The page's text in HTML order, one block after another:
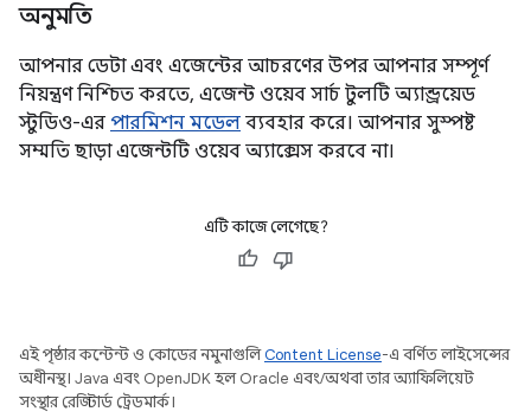
অনুমতি
আপনার ডেটা এবং এজেন্টের আচরণের উপর আপনার সম্পূর্ণ
নিয়ন্ত্রণ নিশ্চিত করতে, এজেন্ট ওয়েব সার্চ টুলটি অ্যান্ড্রয়েড
স্টুডিও-এর পারমিশন মডেল ব্যবহার করে। আপনার সুস্পষ্ট
সম্মতি ছাড়া এজেন্টটি ওয়েব অ্যাক্সেস করবে না।
এটি কাজে লেগেছে?
এই পৃষ্ঠার কন্টেন্ট ও কোডের নমুনাগুলিContent License-এ বর্ণিত লাইসেন্সের
অধীনস্থ। Java এবং OpenJDK হল Oracle এবং/অথবা তার অ্যাফিলিয়েট
সংস্থার রেজিস্টার্ড ট্রেডমার্ক।